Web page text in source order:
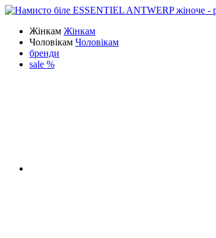
Жінкам Жінкам
Чоловікам Чоловікам
бренди
sale %